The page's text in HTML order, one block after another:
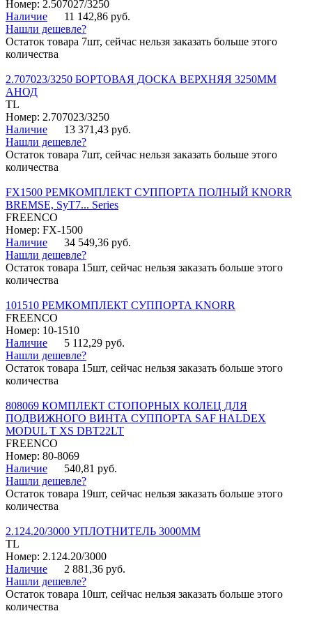
Номер: 2.507027/3250
Наличие
11 142,86 руб.
Нашли дешевле?
Остаток товара 7шт, сейчас нельзя заказать больше этого
количества
2.707023/3250 БОРТОВАЯ ДОСКА ВЕРХНЯЯ 3250ММ
АНОД
TL
Номер: 2.707023/3250
Наличие
13 371,43 руб.
Нашли дешевле?
Остаток товара 7шт, сейчас нельзя заказать больше этого
количества
FX1500 РЕМКОМПЛЕКТ СУППОРТА ПОЛНЫЙ KNORR
BREMSE, SyT7... Series
FREENCO
Номер: FX-1500
Наличие
34 549,36 руб.
Нашли дешевле?
Остаток товара 15шт, сейчас нельзя заказать больше этого
количества
101510 РЕМКОМПЛЕКТ СУППОРТА KNORR
FREENCO
Номер: 10-1510
Наличие
5 112,29 руб.
Нашли дешевле?
Остаток товара 15шт, сейчас нельзя заказать больше этого
количества
808069 КОМПЛЕКТ СТОПОРНЫХ КОЛЕЦ ДЛЯ
ПОДВИЖНОГО ВИНТА СУППОРТА SAF HALDEX
MODUL T XS DBT22LT
FREENCO
Номер: 80-8069
Наличие
540,81 руб.
Нашли дешевле?
Остаток товара 19шт, сейчас нельзя заказать больше этого
количества
2.124.20/3000 УПЛОТНИТЕЛЬ 3000ММ
TL
Номер: 2.124.20/3000
Наличие
2 881,36 руб.
Нашли дешевле?
Остаток товара 10шт, сейчас нельзя заказать больше этого
количества